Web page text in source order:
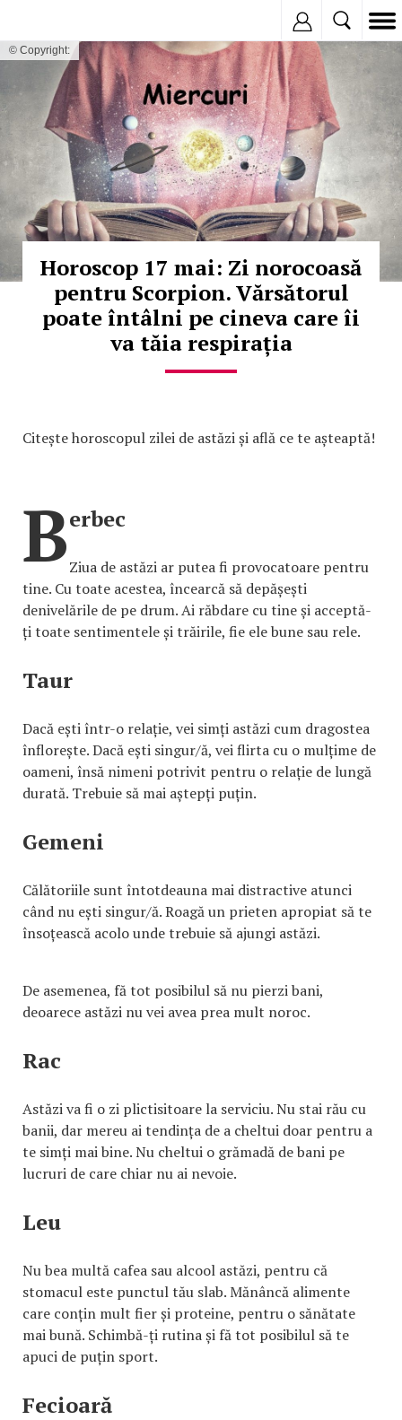
© Copyright:
Horoscop 17 mai: Zi norocoasă
pentru Scorpion. Vărsătorul
poate întâlni pe cineva care îi
va tăia respirația
Citește horoscopul zilei de astăzi și află ce te așteaptă!
Berbec
Ziua de astăzi ar putea fi provocatoare pentru
tine. Cu toate acestea, încearcă să depășești
denivelările de pe drum. Ai răbdare cu tine și acceptă-
ți toate sentimentele și trăirile, fie ele bune sau rele.
Taur
Dacă ești într-o relație, vei simți astăzi cum dragostea
înflorește. Dacă ești singur/ă, vei flirta cu o mulțime de
oameni, însă nimeni potrivit pentru o relație de lungă
durată. Trebuie să mai aștepți puțin.
Gemeni
Călătoriile sunt întotdeauna mai distractive atunci
când nu ești singur/ă. Roagă un prieten apropiat să te
însoțească acolo unde trebuie să ajungi astăzi.
De asemenea, fă tot posibilul să nu pierzi bani,
deoarece astăzi nu vei avea prea mult noroc.
Rac
Astăzi va fi o zi plictisitoare la serviciu. Nu stai rău cu
banii, dar mereu ai tendința de a cheltui doar pentru a
te simți mai bine. Nu cheltui o grămadă de bani pe
lucruri de care chiar nu ai nevoie.
Leu
Nu bea multă cafea sau alcool astăzi, pentru că
stomacul este punctul tău slab. Mănâncă alimente
care conțin mult fier și proteine, pentru o sănătate
mai bună. Schimbă-ți rutina și fă tot posibilul să te
apuci de puțin sport.
Fecioară